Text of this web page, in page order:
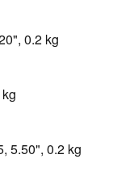
0.2 kg
5.50", 0.2 kg